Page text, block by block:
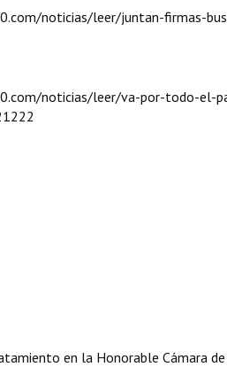
noticias/leer/juntan-firmas-
noticias/leer/va-por-todo-el-
en la Honorable Cámara